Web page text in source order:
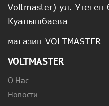
Voltmaster) ул. Утеген
Куанышбаева
магазин VOLTMASTER
VOLTMASTER
О Нас
Новости